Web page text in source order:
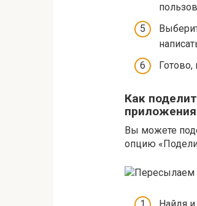
Как
приложения
Вы можете
опцию